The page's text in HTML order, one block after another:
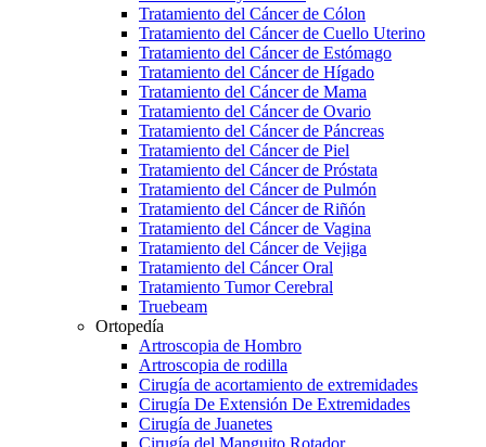
Tratamiento del Cáncer de Cólon
Tratamiento del Cáncer de Cuello Uterino
Tratamiento del Cáncer de Estómago
Tratamiento del Cáncer de Hígado
Tratamiento del Cáncer de Mama
Tratamiento del Cáncer de Ovario
Tratamiento del Cáncer de Páncreas
Tratamiento del Cáncer de Piel
Tratamiento del Cáncer de Próstata
Tratamiento del Cáncer de Pulmón
Tratamiento del Cáncer de Riñón
Tratamiento del Cáncer de Vagina
Tratamiento del Cáncer de Vejiga
Tratamiento del Cáncer Oral
Tratamiento Tumor Cerebral
Truebeam
Ortopedía
Artroscopia de Hombro
Artroscopia de rodilla
Cirugía de acortamiento de extremidades
Cirugía De Extensión De Extremidades
Cirugía de Juanetes
Cirugía del Manguito Rotador